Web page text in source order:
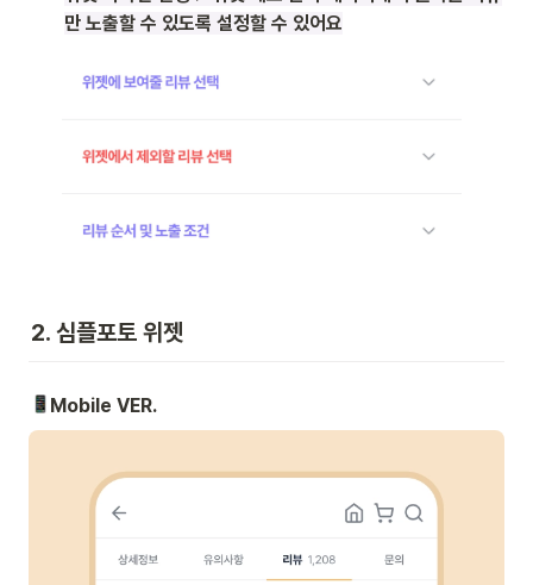
만 노출할 수 있도록 설정할 수 있어요
2. 심플포토 위젯
Mobile VER.